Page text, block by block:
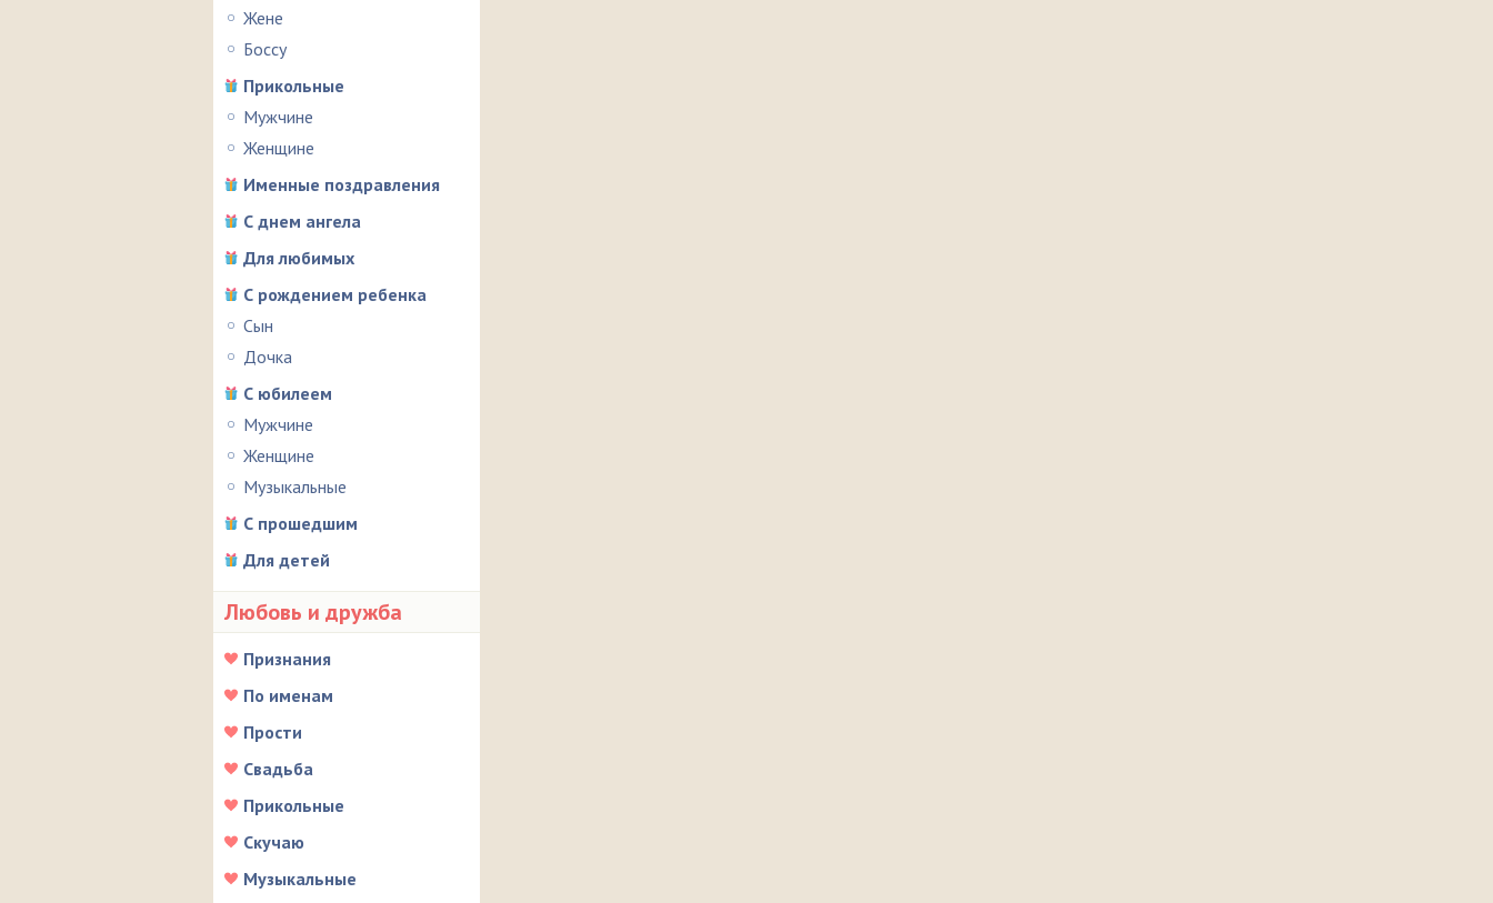
Жене
Боссу
Прикольные
Мужчине
Женщине
Именные поздравления
С днем ангела
Для любимых
С рождением ребенка
Сын
Дочка
С юбилеем
Мужчине
Женщине
Музыкальные
С прошедшим
Для детей
Любовь и дружба
Признания
По именам
Прости
Свадьба
Прикольные
Скучаю
Музыкальные